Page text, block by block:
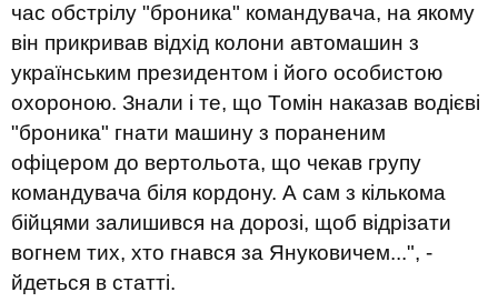
час обстрілу "броника" командувача, на якому
він прикривав відхід колони автомашин з
українським президентом і його особистою
охороною. Знали і те, що Томін наказав водієві
"броника" гнати машину з пораненим
офіцером до вертольота, що чекав групу
командувача біля кордону. А сам з кількома
бійцями залишився на дорозі, щоб відрізати
вогнем тих, хто гнався за Януковичем...", -
йдеться в статті.